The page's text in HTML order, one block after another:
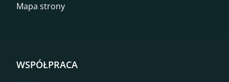
Mapa strony
WSPÓŁPRACA